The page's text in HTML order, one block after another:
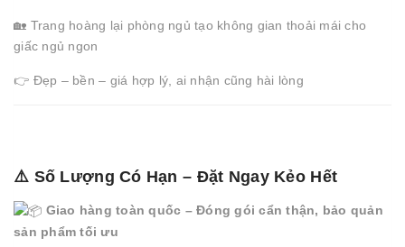
🏡 Trang hoàng lại phòng ngủ tạo không gian thoải mái cho
giấc ngủ ngon
👉 Đẹp – bền – giá hợp lý, ai nhận cũng hài lòng
⚠️ Số Lượng Có Hạn – Đặt Ngay Kẻo Hết
Giao hàng toàn quốc – Đóng gói cẩn thận, bảo quản
sản phẩm tối ưu